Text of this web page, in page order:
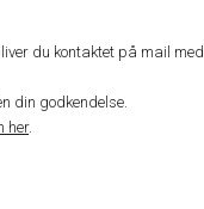
du kontaktet på mail med
din godkendelse.
her.